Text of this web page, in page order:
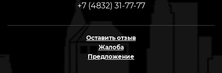
+7 (4832) 31-77-77
Оставить отзыв
Жалоба
Предложение